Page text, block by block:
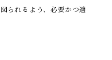
られるよう、必要かつ適